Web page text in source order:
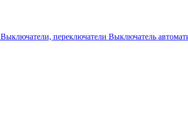
Выключатели, переключатели Выключатель